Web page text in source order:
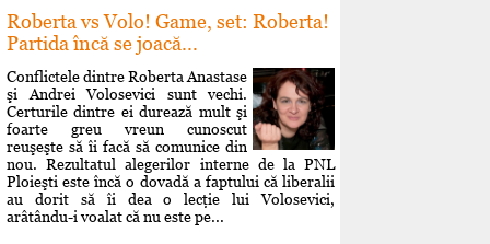
Roberta vs Volo! Game, set: Roberta!
Partida încă se joacă...
Conflictele dintre Roberta Anastase
şi Andrei Volosevici sunt vechi.
Certurile dintre ei durează mult şi
foarte greu vreun cunoscut
reuşeşte să îi facă să comunice din
nou. Rezultatul alegerilor interne de la PNL
Ploieşti este încă o dovadă a faptului că liberalii
au dorit să îi dea o lecţie lui Volosevici,
arâtându-i voalat că nu este pe...